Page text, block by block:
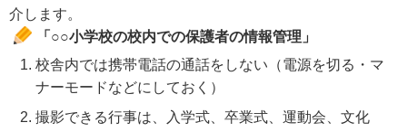
介します。
「○○小学校の校内での保護者の情報管理」
校舎内では携帯電話の通話をしない（電源を切る・マ
ナーモードなどにしておく）
撮影できる行事は、入学式、卒業式、運動会、文化